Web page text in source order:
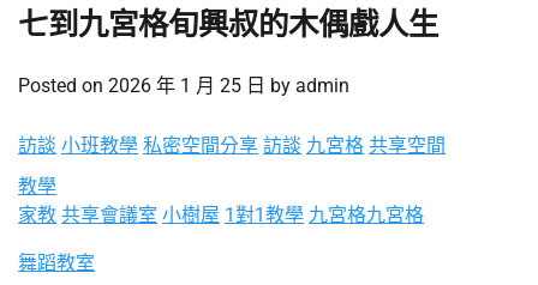
七到九宮格旬興叔的木偶戲人生
Posted on 2026 年 1 月 25 日 by admin
訪談 小班教學 私密空間分享 訪談 九宮格 共享空間
教學
家教 共享會議室 小樹屋 1對1教學 九宮格九宮格
舞蹈教室